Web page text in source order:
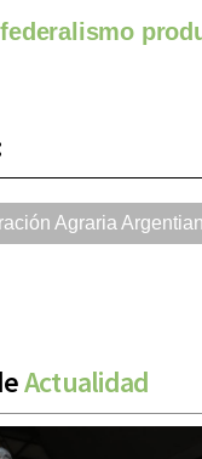
Agraria Argentian
Actualidad